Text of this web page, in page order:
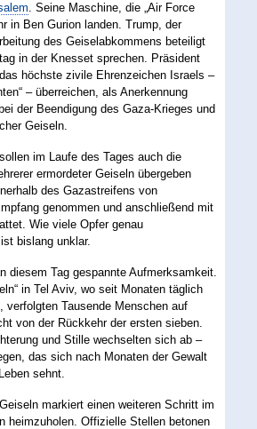
. Seine Maschine, die „Air Force
in Ben Gurion landen. Trump, der
des Geiselabkommens beteiligt
in der Knesset sprechen. Präsident
höchste zivile Ehrenzeichen Israels –
– überreichen, als Anerkennung
der Beendigung des Gaza-Krieges und
Geiseln.
im Laufe des Tages auch die
ermordeter Geiseln übergeben
des Gazastreifens von
genommen und anschließend mit
Wie viele Opfer genau
bislang unklar.
diesem Tag gespannte Aufmerksamkeit.
in Tel Aviv, wo seit Monaten täglich
verfolgten Tausende Menschen auf
von der Rückkehr der ersten sieben.
und Stille wechselten sich ab –
das sich nach Monaten der Gewalt
sehnt.
markiert einen weiteren Schritt im
heimzuholen. Offizielle Stellen betonen